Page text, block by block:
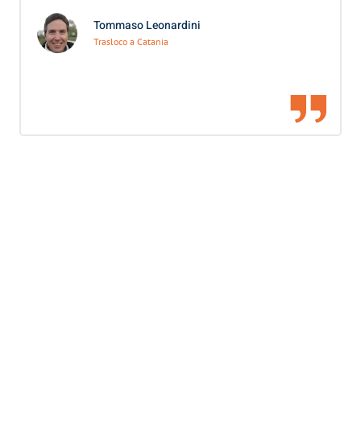
Tommaso Leonardini
Trasloco a Catania